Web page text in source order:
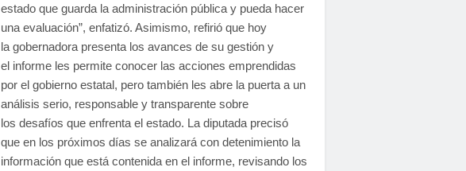
estado que guarda la administración pública y pueda hacer
una evaluación”, enfatizó. Asimismo, refirió que hoy
la gobernadora presenta los avances de su gestión y
el informe les permite conocer las acciones emprendidas
por el gobierno estatal, pero también les abre la puerta a un
análisis serio, responsable y transparente sobre
los desafíos que enfrenta el estado. La diputada precisó
que en los próximos días se analizará con detenimiento la
información que está contenida en el informe, revisando los